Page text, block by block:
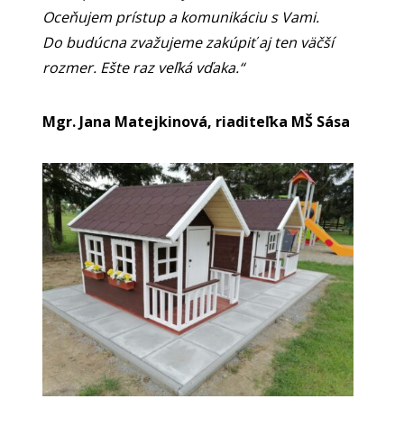
Oceňujem prístup a komunikáciu s Vami.
Do budúcna zvažujeme zakúpiť aj ten väčší
rozmer. Ešte raz veľká vďaka.“
Mgr. Jana Matejkinová, riaditeľka MŠ Sása